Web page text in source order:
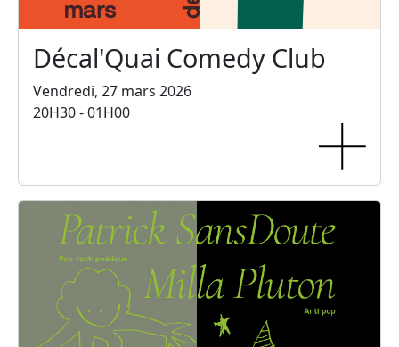
Décal'Quai Comedy Club
Vendredi, 27 mars 2026
20H30 - 01H00